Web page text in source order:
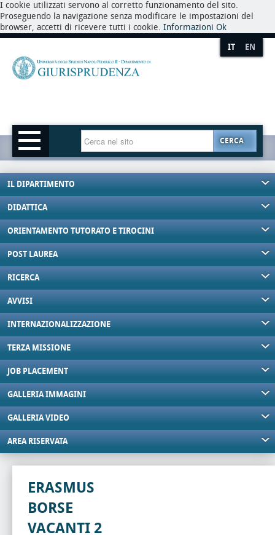
I cookie utilizzati servono al corretto funzionamento del sito.
Proseguendo la navigazione senza modificare le impostazioni del
browser, accetti di ricevere tutti i cookie. Informazioni Ok
IT EN
CERCA
IL DIPARTIMENTO
DIDATTICA
ORIENTAMENTO TUTORATO E TIROCINI
POST LAUREA
RICERCA
AVVISI
INTERNAZIONALIZZAZIONE
TERZA MISSIONE
JOB PLACEMENT
GALLERIA IMMAGINI
GALLERIA VIDEO
AREA RISERVATA
ERASMUS
BORSE
VACANTI 2